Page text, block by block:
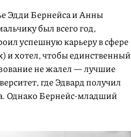
Эдди Бернейса и Анны
был всего год,
успешную карьеру в сфере
и хотел, чтобы единственный
не жалел — лучшие
где Эдвард получил
Однако Бернейс-младший